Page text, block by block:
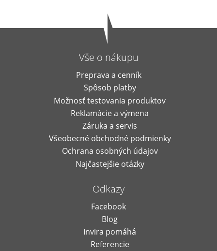
Vše o nákupu
Preprava a cenník
Spôsob platby
Možnosť testovania produktov
Reklamácie a výmena
Záruka a servis
Všeobecné obchodné podmienky
Ochrana osobných údajov
Najčastejšie otázky
Odkazy
Facebook
Blog
Invira pomáhá
Referencie